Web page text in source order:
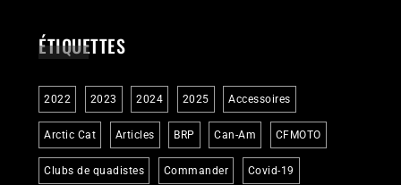
ÉTIQUETTES
2022 2023 2024 2025 Accessoires
Arctic Cat Articles BRP Can-Am CFMOTO
Clubs de quadistes Commander Covid-19